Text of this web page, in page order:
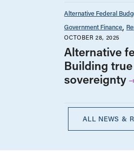
Alternative Federal
Government Finance
OCTOBER 28, 2025
Alternative
Building
sovereignty
ALL NEWS &